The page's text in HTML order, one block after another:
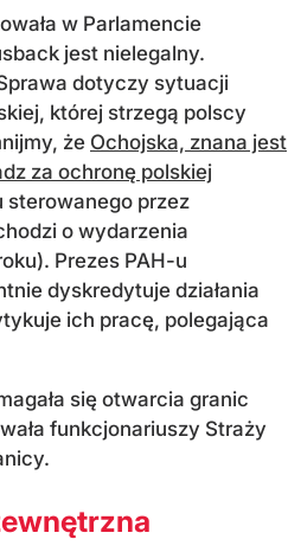
w Parlamencie
jest nielegalny.
dotyczy sytuacji
której strzegą polscy
że Ochojska, znana jest
za ochronę polskiej
sterowanego przez
o wydarzenia
Prezes PAH-u
dyskredytuje działania
ich pracę, polegająca
się otwarcia granic
funkcjonariuszy Straży